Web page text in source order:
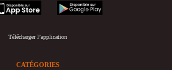
googleplay
Télécharger l’application
CATÉGORIES